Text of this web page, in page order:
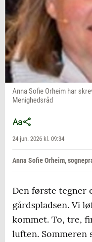
Anna Sofie Orheim har
Menighedsråd
24 jun. 2026 kl. 09:34
Anna Sofie Orheim,
Den første tegner
gårdspladsen. Vi
kommet. To, tre,
luften.